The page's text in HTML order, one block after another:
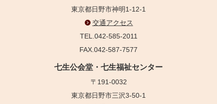
東京都日野市神明1-12-1
交通アクセス
TEL.042-585-2011
FAX.042-587-7577
七生公会堂・七生福祉センター
〒191-0032
東京都日野市三沢3-50-1